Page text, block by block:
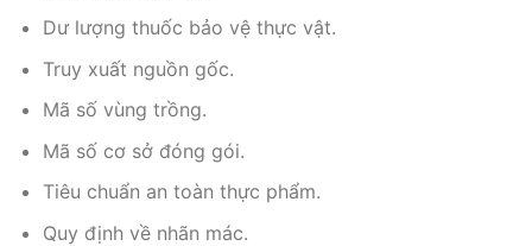
Dư lượng thuốc bảo vệ thực vật.
Truy xuất nguồn gốc.
Mã số vùng trồng.
Mã số cơ sở đóng gói.
Tiêu chuẩn an toàn thực phẩm.
Quy định về nhãn mác.